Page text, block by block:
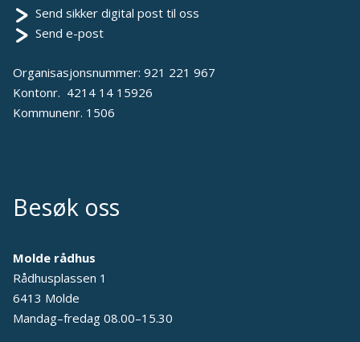
Send sikker digital post til oss
Send e-post
Organisasjonsnummer: 921 221 967
Kontonr. 4214 14 15926
Kommunenr. 1506
Besøk oss
Molde rådhus
Rådhusplassen 1
6413 Molde
Mandag–fredag 08.00–15.30